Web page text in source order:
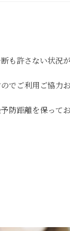
も許さない状
でご利用ご協力お
防距離を保って